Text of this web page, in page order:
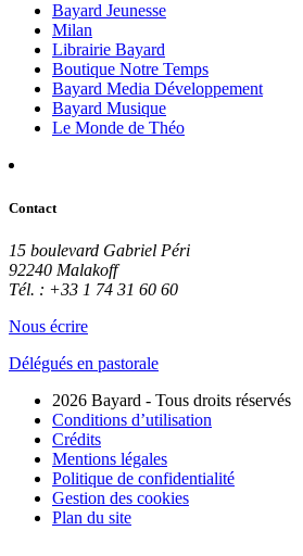
Bayard Jeunesse
Milan
Librairie Bayard
Boutique Notre Temps
Bayard Media Développement
Bayard Musique
Le Monde de Théo
Contact
15 boulevard Gabriel Péri
92240 Malakoff
Tél. : +33 1 74 31 60 60
Nous écrire
Délégués en pastorale
2026 Bayard - Tous droits réservés
Conditions d’utilisation
Crédits
Mentions légales
Politique de confidentialité
Gestion des cookies
Plan du site